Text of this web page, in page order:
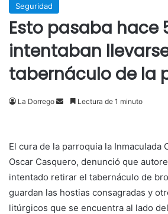
Seguridad
Esto pasaba hace
intentaban
tabernáculo de la
La Dorrego
SendLectura de 1 minuto
El cura de la parroquia la Inmaculada
Oscar Casquero, denunció que
intentado retirar el tabernáculo de
guardan las hostias consagradas y
litúrgicos que se encuentra al lado